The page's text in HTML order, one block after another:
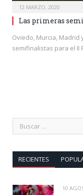
12 MARZO, 2020
Las primeras
Oviedo, Murcia,
semifinalistas para el II
RECIENTES
10